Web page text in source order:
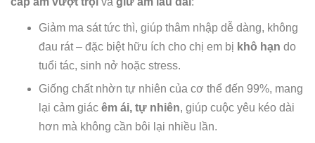
Giảm ma sát tức thì, giúp thâm nhập dễ dàng, không
đau rát – đặc biệt hữu ích cho chị em bị khô hạn do
tuổi tác, sinh nở hoặc stress.
Giống chất nhờn tự nhiên của cơ thể đến 99%, mang
lại cảm giác êm ái, tự nhiên, giúp cuộc yêu kéo dài
hơn mà không cần bôi lại nhiều lần.